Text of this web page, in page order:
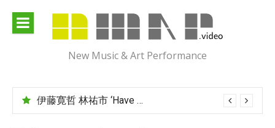
content
New Music & Art Performance
伊藤寛哲 林祐市 ‘Have You Met Ms Jones?’